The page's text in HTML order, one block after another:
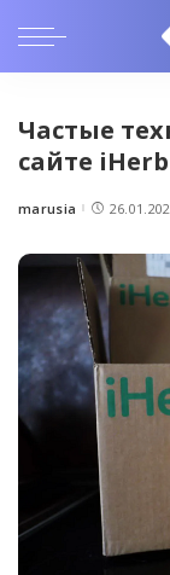
Частые
сайте
Posted
marusia